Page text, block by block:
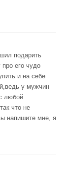
подарить
его чудо
и на себе
у мужчин
любой
что не
напишите мне, я